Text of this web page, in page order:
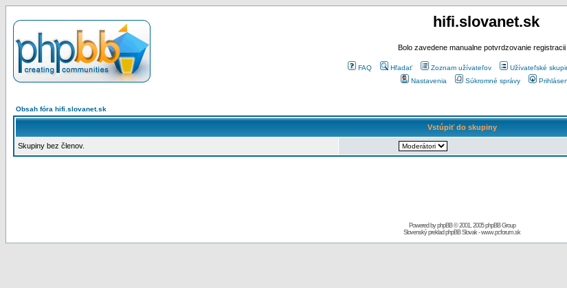
hifi.slovanet.sk
Bolo zavedene manualne potvrdzovanie registracii
FAQ Hľadať Zoznam užívateľov Užívateľské
Nastavenia
Súkromné správy
Obsah fóra hifi.slovanet.sk
Vstúpiť do skupiny
Skupiny bez členov.
Powered byphpBB© 2001, 2005 phpBB Group
Slovenský preklad phpBB Slovak-www.pcforum.sk